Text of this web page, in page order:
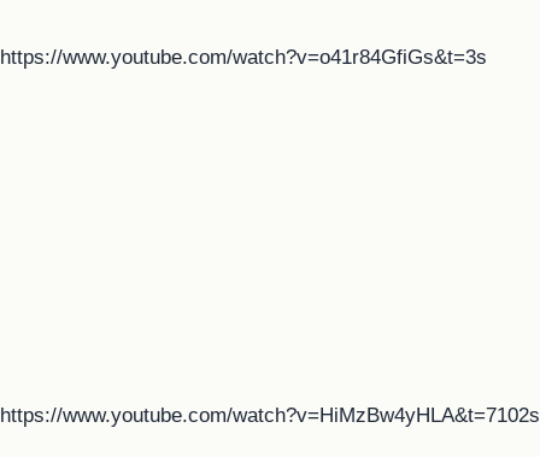
https://www.youtube.com/watch?v=o41r84GfiGs&t=3s
https://www.youtube.com/watch?v=HiMzBw4yHLA&t=7102s